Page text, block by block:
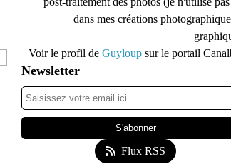
dans mes créations
Voir le profil de Guyloup sur le portail
Newsletter
Flux RSS